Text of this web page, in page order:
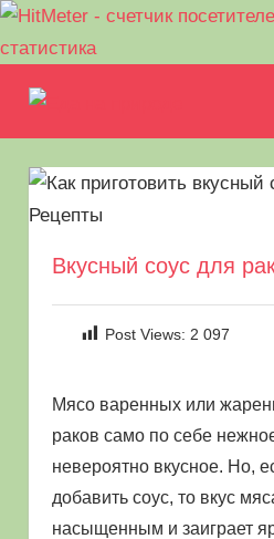
содержимому
пикника.
приготовить
природе
Вкусный соус для
Post Views: 2 097
Мясо варенных или
раков само по себе
невероятно вкусное. Но,
добавить соус, то вкус
насыщенным и заиграет